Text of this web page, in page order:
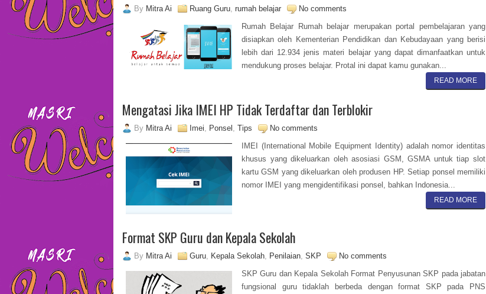
By Mitra Ai Ruang Guru, rumah belajar
No comments
Rumah Belajar Rumah belajar merupakan portal pembelajaran yang
disiapkan oleh Kementerian Pendidikan dan Kebudayaan yang berisi
lebih dari 12.934 jenis materi belajar yang dapat dimanfaatkan untuk
mendukung proses belajar. Protal ini dapat kamu gunakan...
READ MORE
Mengatasi Jika IMEI HP Tidak Terdaftar dan Terblokir
By Mitra Ai Imei, Ponsel , Tips
No comments
IMEI (International Mobile Equipment Identity) adalah nomor identitas
khusus yang dikeluarkan oleh asosiasi GSM, GSMA untuk tiap slot
kartu GSM yang dikeluarkan oleh produsen HP. Setiap ponsel memiliki
nomor IMEI yang mengidentifikasi ponsel, bahkan Indonesia...
READ MORE
Format SKP Guru dan Kepala Sekolah
By Mitra Ai Guru Kepala Sekolah Penilaian SKP
No comments
SKP Guru dan Kepala Sekolah Format Penyusunan SKP pada jabatan
fungsional guru tidaklah berbeda dengan format SKP pada PNS